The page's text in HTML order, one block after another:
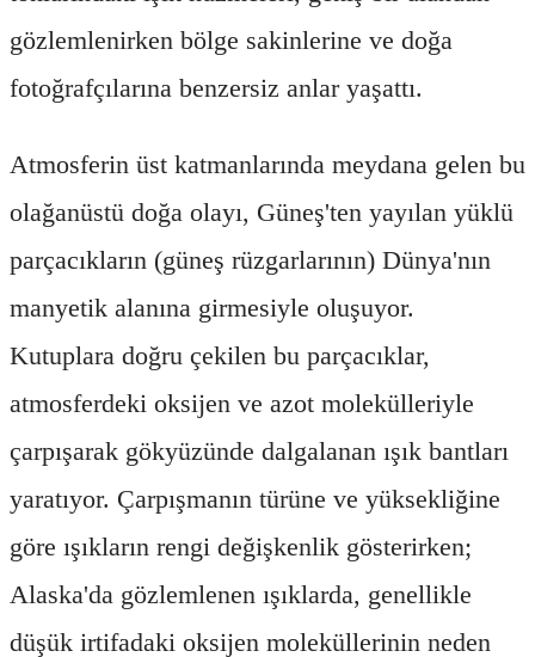
gözlemlenirken bölge sakinlerine ve doğa
fotoğrafçılarına benzersiz anlar yaşattı.
Atmosferin üst katmanlarında meydana gelen bu
olağanüstü doğa olayı, Güneş'ten yayılan yüklü
parçacıkların (güneş rüzgarlarının) Dünya'nın
manyetik alanına girmesiyle oluşuyor.
Kutuplara doğru çekilen bu parçacıklar,
atmosferdeki oksijen ve azot molekülleriyle
çarpışarak gökyüzünde dalgalanan ışık bantları
yaratıyor. Çarpışmanın türüne ve yüksekliğine
göre ışıkların rengi değişkenlik gösterirken;
Alaska'da gözlemlenen ışıklarda, genellikle
düşük irtifadaki oksijen moleküllerinin neden